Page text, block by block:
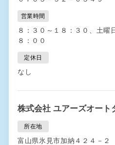
営業時間
８：３０～１８：３０、土曜
８：００
定休日
なし
株式会社 ユアーズオート
所在地
富山県氷見市加納４２４－２